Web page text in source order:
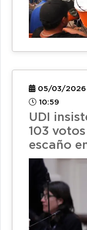
05/03/2026
10:59
UDI
103
escaño